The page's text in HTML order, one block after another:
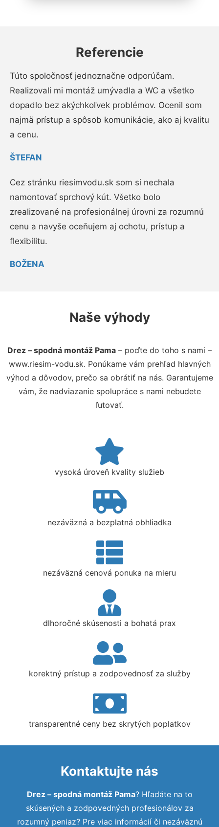
Referencie
Túto spoločnosť jednoznačne odporúčam.
Realizovali mi montáž umývadla a WC a všetko
dopadlo bez akýchkoľvek problémov. Ocenil som
najmä prístup a spôsob komunikácie, ako aj kvalitu
a cenu.
ŠTEFAN
Cez stránku riesimvodu.sk som si nechala
namontovať sprchový kút. Všetko bolo
zrealizované na profesionálnej úrovni za rozumnú
cenu a navyše oceňujem aj ochotu, prístup a
flexibilitu.
BOŽENA
Naše výhody
Drez – spodná montáž Pama – poďte do toho s nami –
www.riesim-vodu.sk. Ponúkame vám prehľad hlavných
výhod a dôvodov, prečo sa obrátiť na nás. Garantujeme
vám, že nadviazanie spolupráce s nami nebudete
ľutovať.
vysoká úroveň kvality služieb
nezáväzná a bezplatná obhliadka
nezáväzná cenová ponuka na mieru
dlhoročné skúsenosti a bohatá prax
korektný prístup a zodpovednosť za služby
transparentné ceny bez skrytých poplatkov
Kontaktujte nás
Drez – spodná montáž Pama? Hľadáte na to
skúsených a zodpovedných profesionálov za
rozumný peniaz? Pre viac informácií či nezáväznú